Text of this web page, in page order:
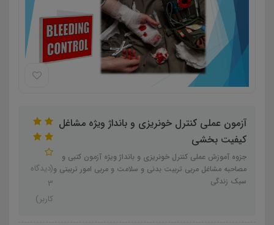
آزمون عملی کنترل خونریزی و بانداژ ویژه مشاغل
کیفیت بخشی
جزوه آموزش عملی کنترل خونریزی و بانداژ ویژه آزمون کتبی و
مصاحبه مشاغل مربی تربیت بدنی و سلامت و مربی امور تربیتی و
سبک زندگی
(دیدگاه
3
کاربر)